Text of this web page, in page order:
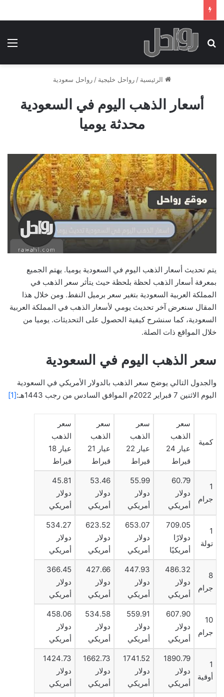
بحث عن
الرئيسية / رواحل خليجية / رواحل سعودية
أسعار الذهب اليوم في السعودية
محدثة يوميا
يتم تحديث أسعار الذهب اليوم في السعودية يوميا. يهتم الجميع
بمعرفة أسعار الذهب لحظة بلحظة حيث يتأثر سعر الذهب في
المملكة العربية السعودية بتغير سعر برميل النفط. ومن خلال هذا
المقال سنعرض آخر تحديث يومي لأسعار الذهب في المملكة العربية
السعودية، كما سنشرح كيفية الحصول على التحديثات. يوميا من
خلال المواقع ذات الصلة.
سعر الذهب اليوم في السعودية
والجدول التالي يوضح سعر الذهب بالدولار الأمريكي في السعودية
اليوم الاثنين 7 فبراير 2022م الموافق السادس من رجب 1443هـ:
[1]
كمية
سعر
الذهب
عيار 24
قيراط
سعر
الذهب
عيار 22
قيراط
سعر
الذهب
عيار 21
قيراط
سعر
الذهب
عيار 18
قيراط
1
جرام
60.79
دولار
أمريكي
55.99
دولار
أمريكي
53.46
دولار
أمريكي
45.81
دولار
أمريكي
1
تولة
709.05
دولارًا
أمريكيًا
653.07
دولار
أمريكي
623.52
دولار
أمريكي
534.27
دولار
أمريكي
8
جرام
486.32
دولار
أمريكي
447.93
دولار
أمريكي
427.66
دولار
أمريكي
366.45
دولار
أمريكي
10
جرام
607.90
دولار
أمريكي
559.91
دولار
أمريكي
534.58
دولار
أمريكي
458.06
دولار
أمريكي
1
أوقية
1890.79
دولار
أمريكي
1741.52
دولار
أمريكي
1662.73
دولار
أمريكي
1424.73
دولار
أمريكي